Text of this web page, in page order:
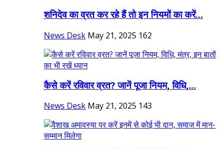
शनिदेव का व्रत कर रहे हैं तो इन नियमों का करें...
News Desk May 21, 2025 162
कैसे करें रविवार व्रत? जानें पूजा नियम, विधि,...
News Desk May 21, 2025 143